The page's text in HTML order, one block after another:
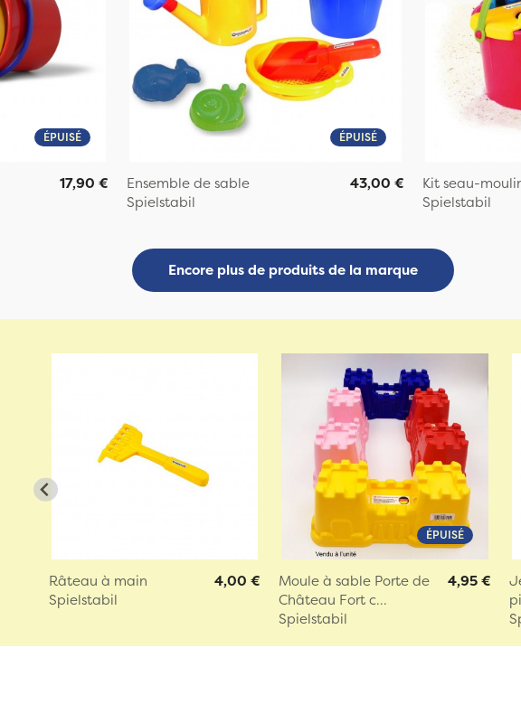
ÉPUISÉ
17,90 €
ÉPUISÉ
Ensemble de sable
Spielstabil
43,00 €
Kit seau-
Spielstabil
Encore plus de produits de la marque
Râteau à main
Spielstabil
4,00 €
ÉPUISÉ
Moule à sable Porte de
Château Fort c...
Spielstabil
4,95 €